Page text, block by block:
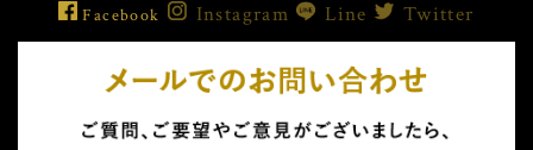
Facebook Instagram Line Twitter